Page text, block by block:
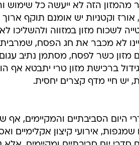
דוחפים אותו להגן על עצמו.
על פי נתונים שפרסם משרד
החקלאות, במהלך חודש אחד (16.2 עד 15.3) חלה עלייה של 25% ו-27% בכמות
רק את ישראל. בצרפת,
ובבריטניה עלה הביקוש למוצרים ארוזים בכ-10% במרץ האחרון ביחס לתקופה
הנגיף.
מהמזון הזה לא ייעשה כל שימוש
וקטניות יש אומנם תוקף ארוך
לשכוח מזון במזווה ולהשליכו